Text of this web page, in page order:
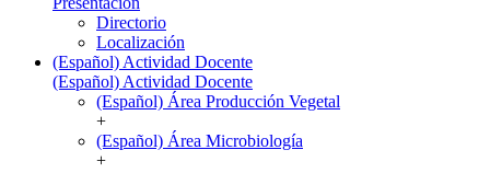
Directorio
Localización
(Español) Actividad Docente
(Español) Actividad Docente
(Español) Área Producción Vegetal
+
(Español) Área Microbiología
+